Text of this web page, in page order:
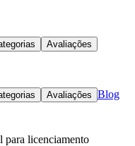
Avaliações
Avaliações Blog
para licenciamento